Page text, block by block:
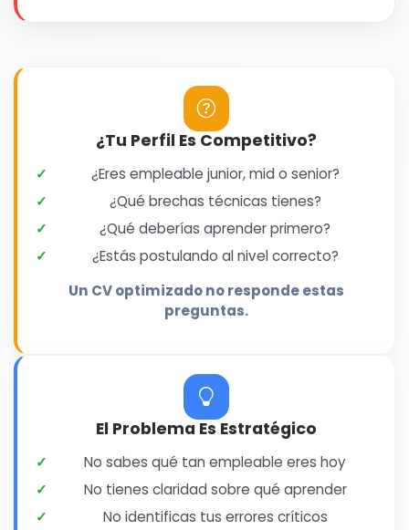
¿Tu Perfil Es Competitivo?
¿Eres empleable junior, mid o senior?
¿Qué brechas técnicas tienes?
¿Qué deberías aprender primero?
¿Estás postulando al nivel correcto?
Un CV optimizado no responde estas
preguntas.
El Problema Es Estratégico
No sabes qué tan empleable eres hoy
No tienes claridad sobre qué aprender
No identificas tus errores críticos